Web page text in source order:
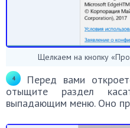
Щелкаем на кнопку
Перед вами
отыщите раздел
выпадающим меню. Оно